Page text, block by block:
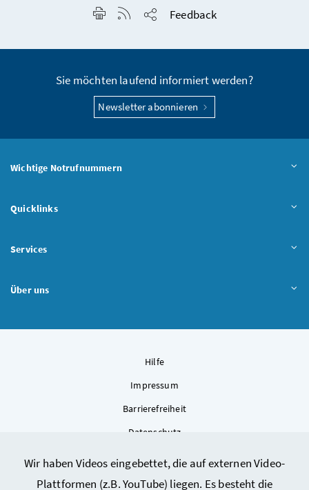
Wir haben Videos eingebettet, die auf externen Video-
Plattformen (z.B. YouTube) liegen. Es besteht die
Seite drucken
RSS-Feed anzeigen
Feedback
Sie möchten laufend informiert werden?
Newsletter abonnieren
Wichtige Notrufnummern
Quicklinks
Services
Über uns
Hilfe
Impressum
Barrierefreiheit
Datenschutz
Sitemap